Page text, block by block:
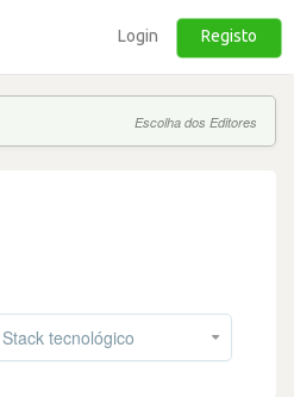
Login Registo
Escolha dos Editores
Stack tecnológico